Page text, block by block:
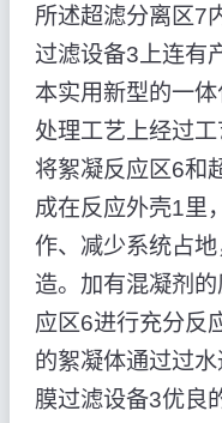
所述超滤分离区7
过滤设备3上连有
本实用新型的一
处理工艺上经过工
将絮凝反应区6和
成在反应外壳1里
作、减少系统占
造。加有混凝剂
应区6进行充分反
的絮凝体通过过
膜过滤设备3优良